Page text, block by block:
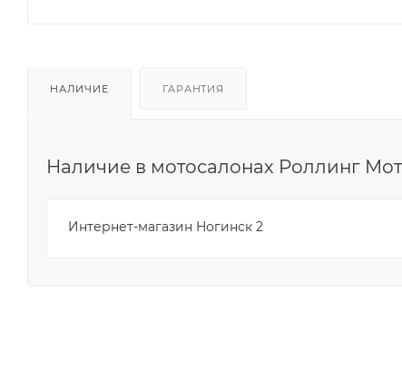
НАЛИЧИЕ ГАРАНТИЯ
Наличие в мотосалонах Роллинг
Интернет-магазин Ногинск 2